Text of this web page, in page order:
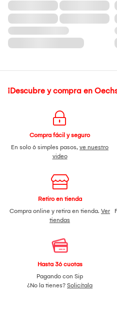
¡Descubre y compra en
Compra fácil y seguro
En solo 6 simples pasos, ve nuestro
video
Retiro en tienda
Compra online y retira en tienda. Ver
tiendas
Hasta 36 cuotas
Pagando con Sip
¿No la tienes? Solicítala